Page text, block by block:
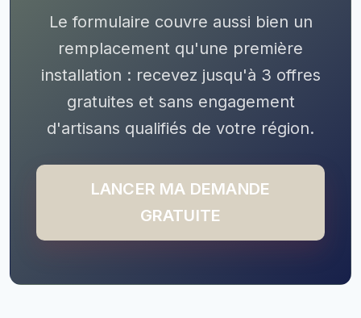
Le formulaire couvre aussi bien un
remplacement qu'une première
installation : recevez jusqu'à 3 offres
gratuites et sans engagement
d'artisans qualifiés de votre région.
LANCER MA DEMANDE
GRATUITE